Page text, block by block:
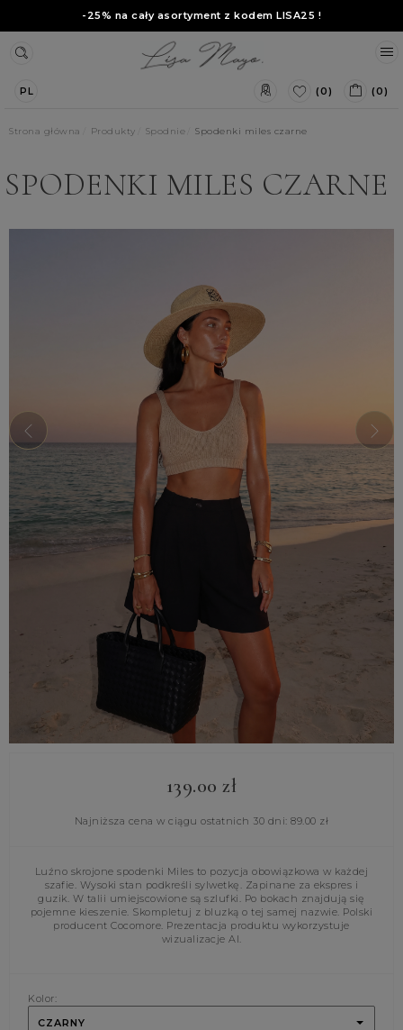
-25% na cały asortyment z kodem LISA25 !
PL (0) (0)
Strona główna Produkty Spodnie Spodenki miles czarne
SPODENKI MILES CZARNE
139.00 zł
Najniższa cena w ciągu ostatnich 30 dni:89.00 zł
Luźno skrojone spodenki Miles to pozycja obowiązkowa w każdej
szafie. Wysoki stan podkreśli sylwetkę. Zapinane za ekspres i
guzik. W talii umiejscowione są szlufki. Po bokach znajdują się
pojemne kieszenie. Skompletuj z bluzką o tej samej nazwie. Polski
producent Cocomore. Prezentacja produktu wykorzystuje
wizualizacje AI.
Kolor:
CZARNY